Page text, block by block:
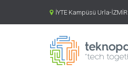
İYTE Kampüsü Urla-İZMİR